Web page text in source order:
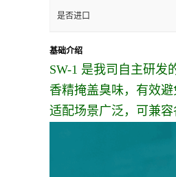
是否进口
基础介绍
SW-1 是我司自主研发
香精掩盖臭味，有效
适配场景广泛，可兼